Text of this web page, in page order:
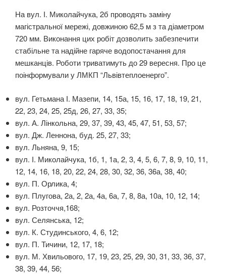
На вул. І. Миколайчука, 2б проводять заміну
магістральної мережі, довжиною 62,5 м з та діаметром
720 мм. Виконання цих робіт дозволить забезпечити
стабільне та надійне гаряче водопостачання для
мешканців. Роботи триватимуть до 29 вересня. Про це
поінформували у ЛМКП “Львівтеплоенерго”.
вул. Гетьмана І. Мазепи, 14, 15а, 15, 16, 17, 18, 19, 21,
22, 23, 24, 25, 25д, 26, 27, 33, 35;
вул. А. Лінкольна, 29, 37, 39, 43, 45, 47, 51, 53, 57;
вул. Дж. Леннона, буд. 25, 27, 33;
вул. Льняна, 9, 15;
вул. І. Миколайчука, 1б, 1, 1а, 2, 3, 4, 5, 6, 7, 8, 9, 10, 11,
12, 14, 16, 18, 20, 22, 24, 28, 30, 32, 36, 36а, 38, 40;
вул. П. Орлика, 4;
вул. Плугова, 2а, 2, 2а, 4а, 6а, 7, 8, 8а, 10а, 10, 12, 14;
вул. Розточчя,168;
вул. Селянська, 12;
вул. К. Студинського, 4, 6, 12;
вул. П. Тичини, 12, 17, 18;
вул. М. Хвильового, 17, 19, 23, 25, 29, 30, 31, 33, 36, 37,
38, 39, 44, 56;